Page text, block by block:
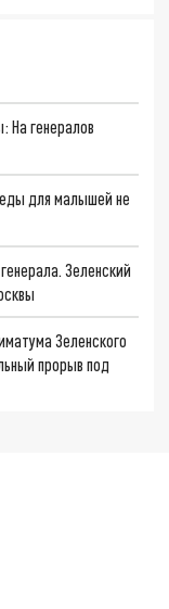
На генералов
для малышей не
Зеленский
Зеленского
прорыв под